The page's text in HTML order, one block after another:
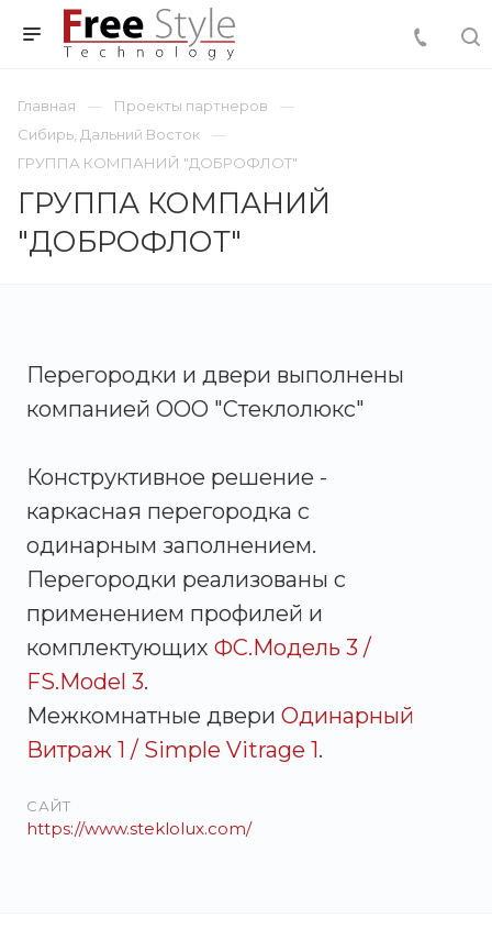
Главная
Проекты партнеров
Сибирь, Дальний Восток
ГРУППА КОМПАНИЙ "ДОБРОФЛОТ"
ГРУППА КОМПАНИЙ
"ДОБРОФЛОТ"
Перегородки и двери выполнены
компанией ООО "Стеклолюкс"
Конструктивное решение -
каркасная перегородка с
одинарным заполнением.
Перегородки реализованы с
применением профилей и
комплектующих ФС.Модель 3 /
FS.Model 3.
Межкомнатные двери Одинарный
Витраж 1 / Simple Vitrage 1.
САЙТ
https://www.steklolux.com/